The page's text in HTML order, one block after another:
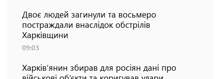
Двоє людей загинули та восьмеро
постраждали внаслідок обстрілів
Харківщини
09:03
Харків’янин збирав для росіян дані про